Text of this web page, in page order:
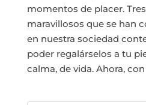
momentos de placer.
maravillosos que se han
en nuestra sociedad
poder regalárselos a tu
calma, de vida. Ahora, con